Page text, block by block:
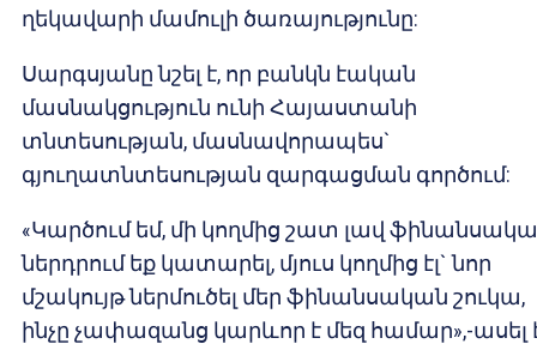
ղեկավարի մամուլի ծառայությունը:
Սարգսյանը նշել է, որ բանկն էական
մասնակցություն ունի Հայաստանի
տնտեսության, մասնավորապես`
գյուղատնտեսության զարգացման գործում:
«Կարծում եմ, մի կողմից շատ լավ
ներդրում եք կատարել, մյուս կողմից էլ` նոր
մշակույթ ներմուծել մեր ֆինանսական շուկա,
ինչը չափազանց կարևոր է մեզ համար»,-ասել